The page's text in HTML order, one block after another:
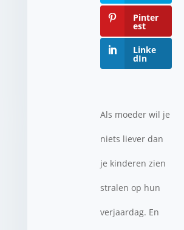
Pinter
est
Linke
dIn
Als moeder wil je
niets liever dan
je kinderen zien
stralen op hun
verjaardag. En